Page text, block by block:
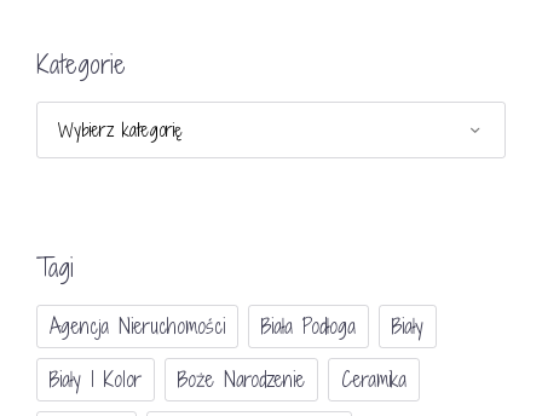
Kategorie
Tagi
Agencja Nieruchomości Biała Podłoga
Biały
Biały I Kolor
Boże Narodzenie
Ceramika